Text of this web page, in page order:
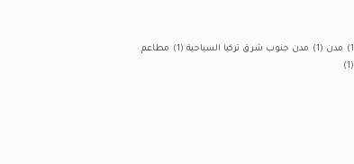
مدن (1) مدن جنوب شرق تركيا السياحية(1)
مطاعم
(1)